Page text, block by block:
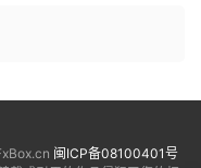
闽ICP备08100401号